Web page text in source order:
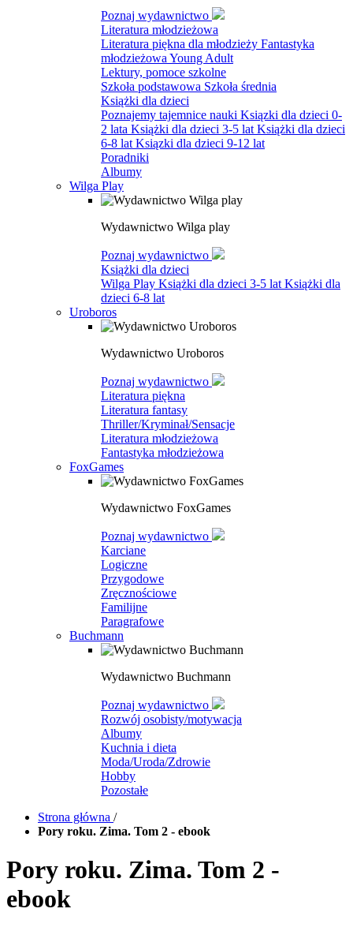
Poznaj wydawnictwo
Literatura młodzieżowa
Literatura piękna dla młodzieży Fantastyka
młodzieżowa Young Adult
Lektury, pomoce szkolne
Szkoła podstawowa Szkoła średnia
Książki dla dzieci
Poznajemy tajemnice nauki Ksiązki dla dzieci 0-
2 lata Książki dla dzieci 3-5 lat Książki dla dzieci
6-8 lat Ksiązki dla dzieci 9-12 lat
Poradniki
Albumy
Wilga Play
Wydawnictwo Wilga play
Poznaj wydawnictwo
Książki dla dzieci
Wilga Play Książki dla dzieci 3-5 lat Książki dla
dzieci 6-8 lat
Uroboros
Wydawnictwo Uroboros
Poznaj wydawnictwo
Literatura piękna
Literatura fantasy
Thriller/Kryminał/Sensacje
Literatura młodzieżowa
Fantastyka młodzieżowa
FoxGames
Wydawnictwo FoxGames
Poznaj wydawnictwo
Karciane
Logiczne
Przygodowe
Zręcznościowe
Familijne
Paragrafowe
Buchmann
Wydawnictwo Buchmann
Poznaj wydawnictwo
Rozwój osobisty/motywacja
Albumy
Kuchnia i dieta
Moda/Uroda/Zdrowie
Hobby
Pozostałe
Strona główna /
Pory roku. Zima. Tom 2 - ebook
Pory roku. Zima. Tom 2 -
ebook